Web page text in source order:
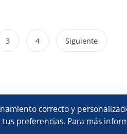
correcto y
preferencias. Para más
3 4 Siguiente
Aviso